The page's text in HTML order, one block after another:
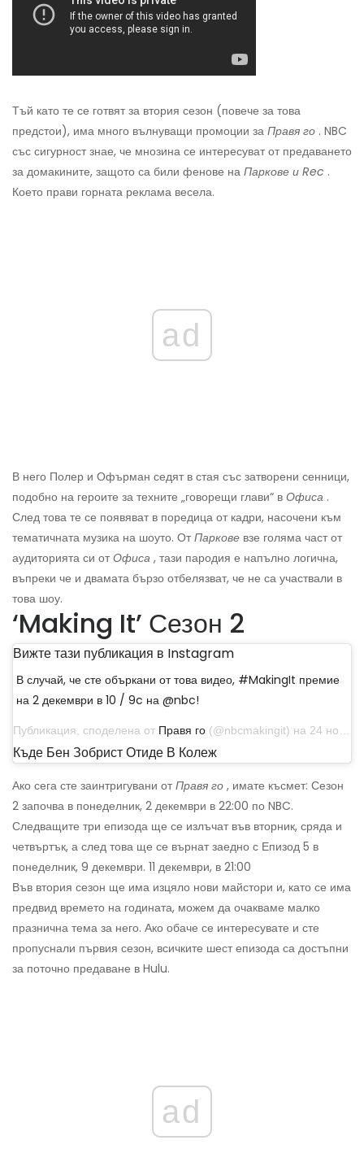
Тъй като те се готвят за втория сезон (повече за това
предстои), има много вълнуващи промоции за Правя го . NBC
със сигурност знае, че мнозина се интересуват от предаването
за домакините, защото са били фенове на Паркове и Rec .
Което прави горната реклама весела.
ad
В него Полер и Офърман седят в стая със затворени сенници,
подобно на героите за техните „говорещи глави“ в Офиса .
След това те се появяват в поредица от кадри, насочени към
тематичната музика на шоуто. ОтПаркове взе голяма част от
аудиторията си отОфиса , тази пародия е напълно логична,
въпреки че и двамата бързо отбелязват, че не са участвали в
това шоу.
‘Making It’ Сезон 2
Вижте тази публикация в Instagram
В случай, че сте объркани от това видео, #MakingIt премие
на 2 декември в 10 / 9c на @nbc!
Публикация, споделена от Правя го (@nbcmakingit) на 24 ноември 2019 г. в 10:52 ч. PST
Къде Бен Зобрист Отиде В Колеж
Ако сега сте заинтригувани отПравя го , имате късмет: Сезон
2 започва в понеделник, 2 декември в 22:00 по NBC.
Следващите три епизода ще се излъчат във вторник, сряда и
четвъртък, а след това ще се върнат заедно с Епизод 5 в
понеделник, 9 декември. 11 декември, в 21:00
Във втория сезон ще има изцяло нови майстори и, като се има
предвид времето на годината, можем да очакваме малко
празнична тема за него. Ако обаче се интересувате и сте
пропуснали първия сезон, всичките шест епизода са достъпни
за поточно предаване в Hulu.
ad